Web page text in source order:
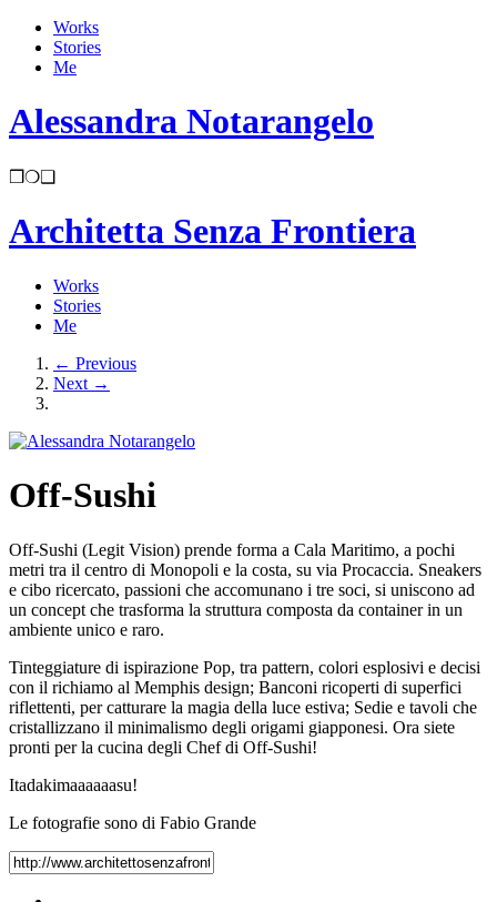
Works
Stories
Me
Alessandra Notarangelo
❒❍❑
Architetta Senza Frontiera
Works
Stories
Me
← Previous
Next →
Off-Sushi
Off-Sushi (Legit Vision) prende forma a Cala Maritimo, a pochi
metri tra il centro di Monopoli e la costa, su via Procaccia. Sneakers
e cibo ricercato, passioni che accomunano i tre soci, si uniscono ad
un concept che trasforma la struttura composta da container in un
ambiente unico e raro.
Tinteggiature di ispirazione Pop, tra pattern, colori esplosivi e decisi
con il richiamo al Memphis design; Banconi ricoperti di superfici
riflettenti, per catturare la magia della luce estiva; Sedie e tavoli che
cristallizzano il minimalismo degli origami giapponesi. Ora siete
pronti per la cucina degli Chef di Off-Sushi!
Itadakimaaaaaasu!
Le fotografie sono di Fabio Grande